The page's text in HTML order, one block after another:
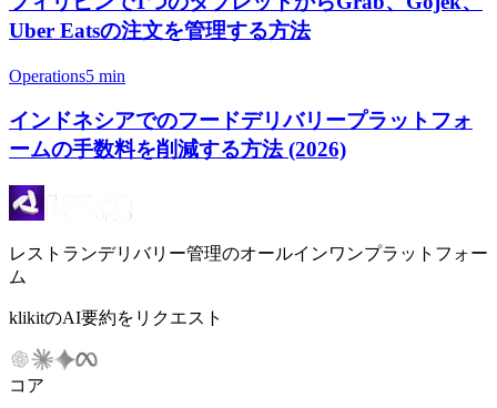
Uber Eatsの注文を管理する方法
Operations5 min
インドネシアでのフードデリバリープラットフォ
ームの手数料を削減する方法 (2026)
レストランデリバリー管理のオールインワンプラットフォー
ム
klikitのAI要約をリクエスト
コア